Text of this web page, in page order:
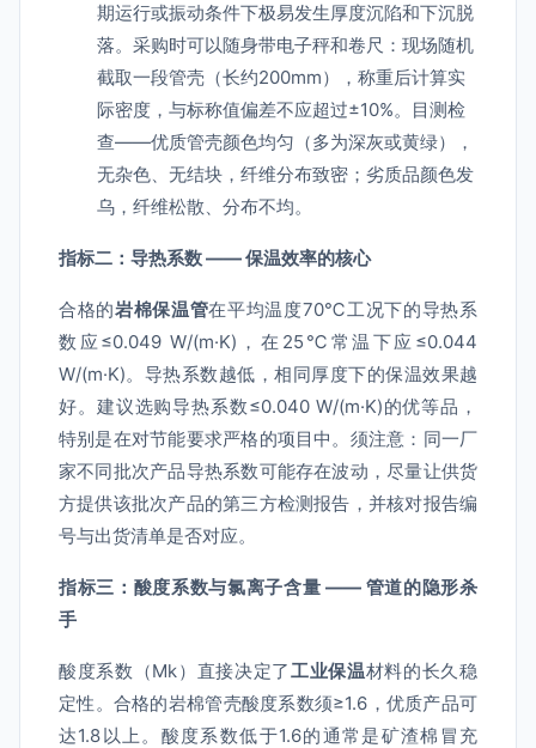
期运行或振动条件下极易发生厚度沉陷和下沉脱
落。采购时可以随身带电子秤和卷尺：现场随机
截取一段管壳（长约200mm），称重后计算实
际密度，与标称值偏差不应超过±10%。目测检
查——优质管壳颜色均匀（多为深灰或黄绿），
无杂色、无结块，纤维分布致密；劣质品颜色发
乌，纤维松散、分布不均。
指标二：导热系数 —— 保温效率的核心
合格的岩棉保温管在平均温度70℃工况下的导热系
数应≤0.049 W/(m·K)，在25℃常温下应≤0.044
W/(m·K)。导热系数越低，相同厚度下的保温效果越
好。建议选购导热系数≤0.040 W/(m·K)的优等品，
特别是在对节能要求严格的项目中。须注意：同一厂
家不同批次产品导热系数可能存在波动，尽量让供货
方提供该批次产品的第三方检测报告，并核对报告编
号与出货清单是否对应。
指标三：酸度系数与氯离子含量 —— 管道的隐形杀
手
酸度系数（Mk）直接决定了工业保温材料的长久稳
定性。合格的岩棉管壳酸度系数须≥1.6，优质产品可
达1.8以上。酸度系数低于1.6的通常是矿渣棉冒充